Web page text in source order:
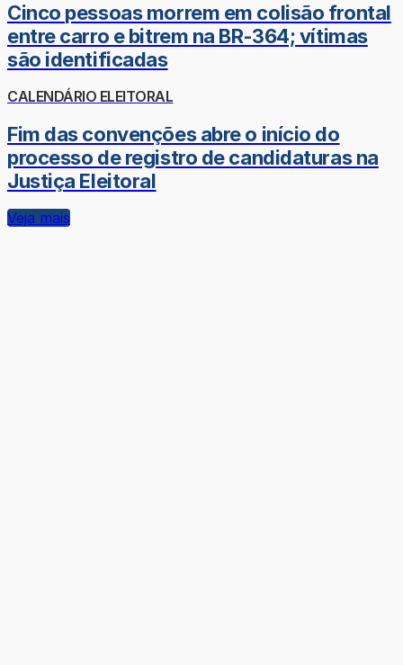
Cinco pessoas morrem em colisão frontal
entre carro e bitrem na BR-364; vítimas
são identificadas
CALENDÁRIO ELEITORAL
Fim das convenções abre o início do
processo de registro de candidaturas na
Justiça Eleitoral
Veja mais